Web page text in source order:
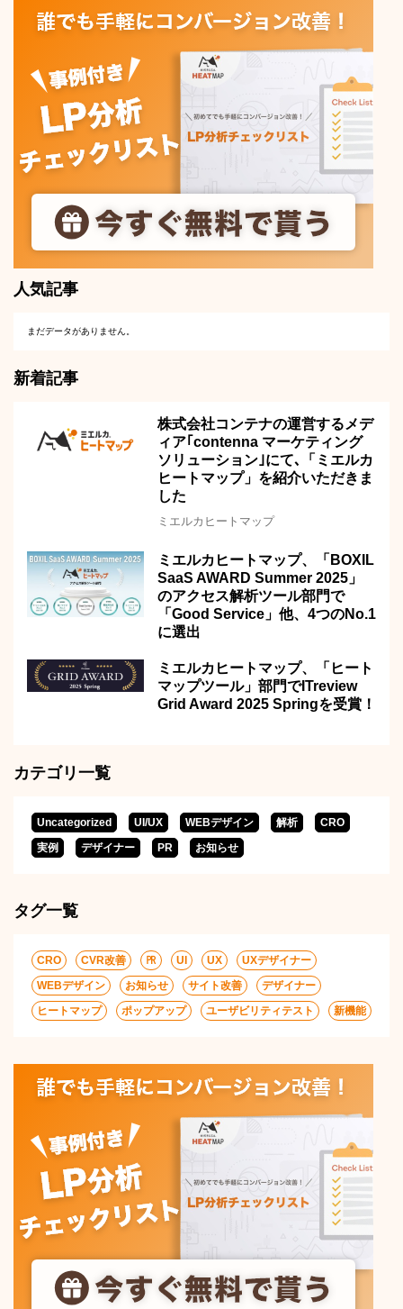
人気記事
まだデータがありません。
新着記事
株式会社コンテナの運営するメデ
ィア｢contenna マーケティング
ソリューション｣にて､「ミエルカ
ヒートマップ」を紹介いただきま
した
ミエルカヒートマップ
ミエルカヒートマップ、「BOXIL
SaaS AWARD Summer 2025」
のアクセス解析ツール部門で
「Good Service」他、4つのNo.1
に選出
ミエルカヒートマップ、「ヒート
マップツール」部門でITreview
Grid Award 2025 Springを受賞！
カテゴリ一覧
Uncategorized UI/UX WEBデザイン 解析
CRO
実例
デザイナー PR お知らせ
タグ一覧
CRO CVR改善 ㏚ UI UX
UXデザイナー
WEBデザイン
お知らせ サイト改善
デザイナー
ヒートマップ
ポップアップ ユーザビリティテスト 新機能